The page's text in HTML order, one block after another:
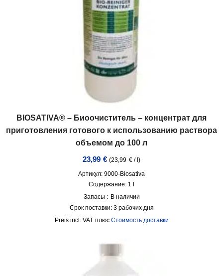
BIOSATIVA® – Биоочиститель – концентрат для
приготовления готового к использованию раствора
объемом до 100 л
23,99 € (23,99 € /l)
Артикул: 9000-Biosativa
Содержание: 1
Запасы : В наличии
Срок поставки: 3 рабочих дня
incl. VAT плюс Стоимость доставки